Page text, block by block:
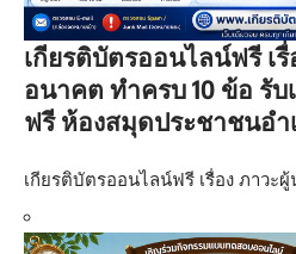
เกียรติบัตรออนไลน์ฟรี เ
อนาคต ทำครบ 10 ข้อ รั
ฟรี ห้องสมุดประชาชนอำ
เกียรติบัตรออนไลน์ฟรี เรื่อง ภาวะ